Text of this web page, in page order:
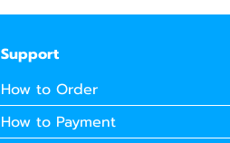
Support
How to Order
How to Payment